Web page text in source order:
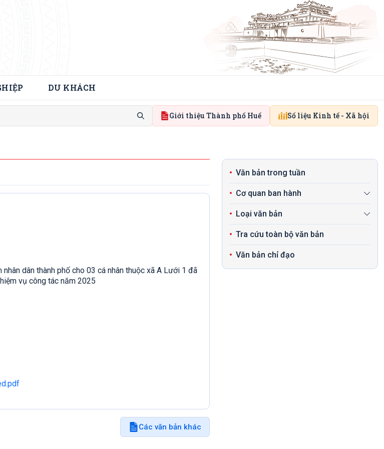
DU KHÁCH
Giới thiệu Thành phố Huế Số liệu Kinh tế - Xã hội
dân thành phố cho 03 cá nhân thuộc xã A Lưới 1 đã
vụ công tác năm 2025
Các văn bản khác
Văn bản trong tuần
Cơ quan ban hành
Loại văn bản
Tra cứu toàn bộ văn bản
Văn bản chỉ đạo